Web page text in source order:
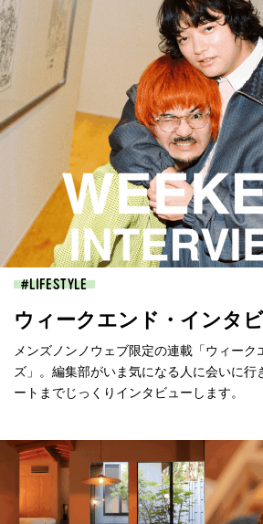
LIFESTYLE
ウィークエンド・インタ
メンズノンノウェブ限定の連載「ウィーク
ズ」。編集部がいま気になる人に会いに行
ートまでじっくりインタビューします。